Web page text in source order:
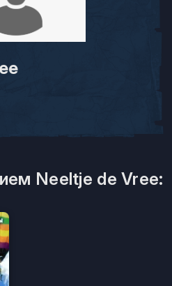
Neeltje de Vree: